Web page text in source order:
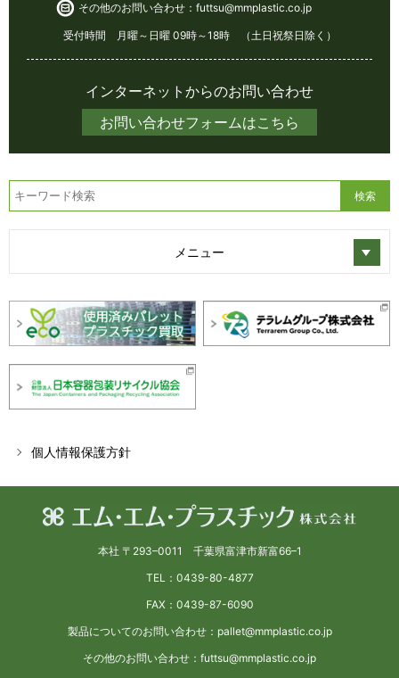
その他のお問い合わせ： futtsu@mmplastic.co.jp
受付時間 月曜～日曜 09時～18時 （土日祝祭日除く）
インターネットからのお問い合わせ
お問い合わせフォームはこちら
メニュー
個人情報保護方針
本社 〒293–0011 千葉県富津市新富66–1
TEL：0439-80-4877
FAX：0439-87-6090
製品についてのお問い合わせ：pallet@mmplastic.co.jp
その他のお問い合わせ：futtsu@mmplastic.co.jp